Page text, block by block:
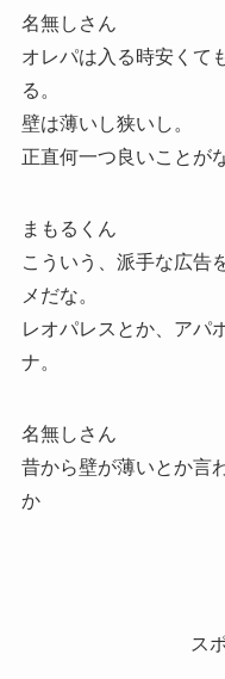
名無しさん
オレパは入る時安くて
る。
壁は薄いし狭いし。
正直何一つ良いことが
まもるくん
こういう、派手な広告
メだな。
レオパレスとか、アパ
ナ。
名無しさん
昔から壁が薄いとか言
か
ス